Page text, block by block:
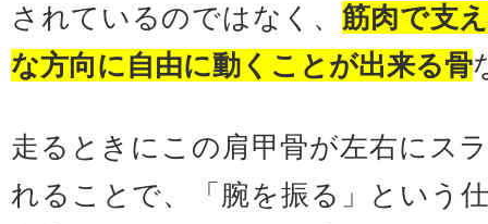
されているのではなく、 筋肉で支
な方向に自由に動くことが出来る骨
走るときにこの肩甲骨が左右にス
れることで、「腕を振る」という